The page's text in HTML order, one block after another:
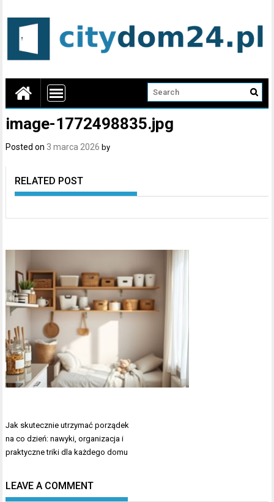
image-1772498835.jpg
Posted on 3 marca 2026 by
RELATED POST
Nawigacja
wpisu
Jak skutecznie utrzymać porządek
na co dzień: nawyki, organizacja i
praktyczne triki dla każdego domu
LEAVE A COMMENT